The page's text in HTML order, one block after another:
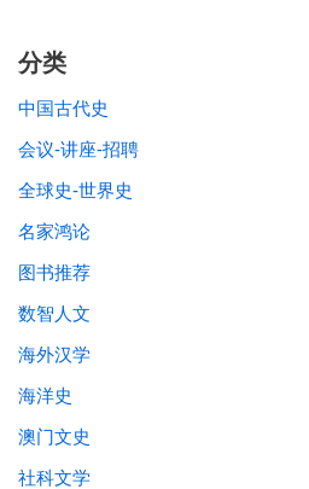
分类
中国古代史
会议-讲座-招聘
全球史-世界史
名家鸿论
图书推荐
数智人文
海外汉学
海洋史
澳门文史
社科文学